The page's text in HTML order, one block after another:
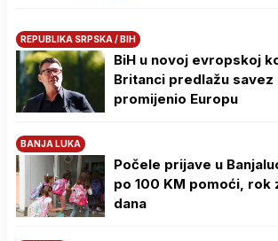
REPUBLIKA SRPSKA / BIH
BiH u novoj evropskoj
Britanci predlažu savez
promijenio Europu
BANJA LUKA
Počele prijave u
po 100 KM pomoći, rok
dana